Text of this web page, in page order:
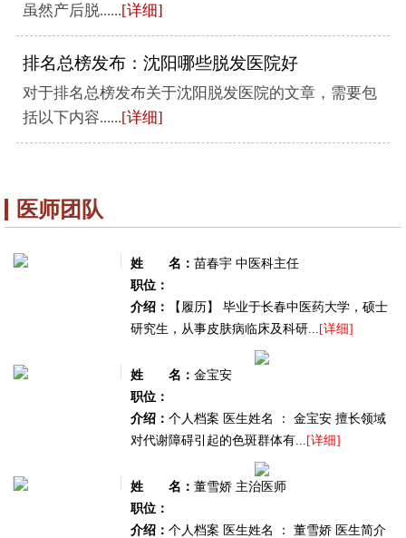
虽然产后脱......[详细]
排名总榜发布：沈阳哪些脱发医院好
对于排名总榜发布关于沈阳脱发医院的文章，需要包
括以下内容......[详细]
医师团队
姓 名：苗春宇 中医科主任
职位：
介绍：
【履历】 毕业于长春中医药大学，硕士
研究生，从事皮肤病临床及科研... [详细]
姓 名：金宝安
职位：
介绍：个人档案 医生姓名 ： 金宝安 擅长领域
对代谢障碍引起的色斑群体有... [详细]
姓 名：董雪娇 主治医师
职位：
介绍：个人档案 医生姓名 ： 董雪娇 医生简介